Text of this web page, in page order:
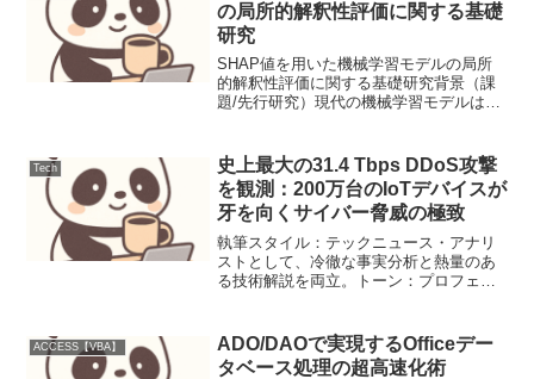
の局所的解釈性評価に関する基礎
研究
SHAP値を用いた機械学習モデルの局所
的解釈性評価に関する基礎研究背景（課
題/先行研究）現代の機械学習モデルは、
層学習モデルやアンサンブル学習モデル
といった「ブラックボ...
Tech
史上最大の31.4 Tbps DDoS攻撃
を観測：200万台のIoTデバイスが
牙を向くサイバー脅威の極致
執筆スタイル：テックニュース・アナリ
ストとして、冷徹な事実分析と熱量のあ
る技術解説を両立。トーン：プロフェッ
には必要に応じて簡潔な注釈を付与。視
点：単なるニュースの伝達...
ACCESS【VBA】
ADO/DAOで実現するOfficeデー
タベース処理の超高速化術